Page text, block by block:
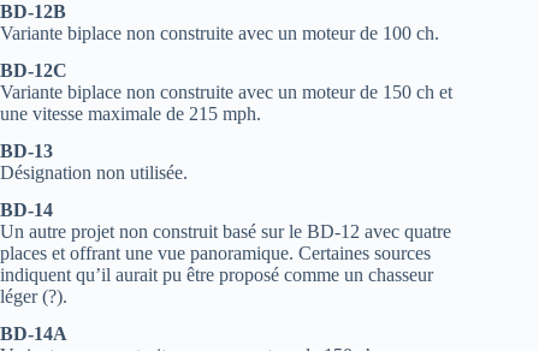
BD-12B
Variante biplace non construite avec un moteur de 100 ch.
BD-12C
Variante biplace non construite avec un moteur de 150 ch et
une vitesse maximale de 215 mph.
BD-13
Désignation non utilisée.
BD-14
Un autre projet non construit basé sur le BD-12 avec quatre
places et offrant une vue panoramique. Certaines sources
indiquent qu’il aurait pu être proposé comme un chasseur
léger (?).
BD-14A